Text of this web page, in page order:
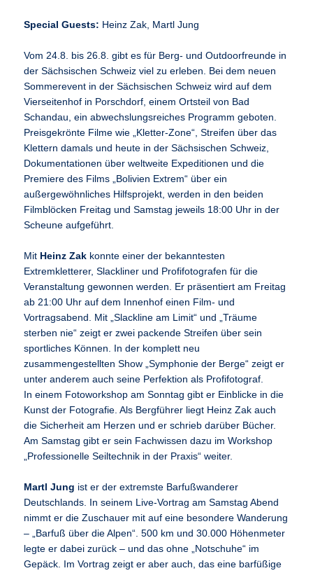
Special Guests: Heinz Zak, Martl Jung
Vom 24.8. bis 26.8. gibt es für Berg- und Outdoorfreunde in
der Sächsischen Schweiz viel zu erleben. Bei dem neuen
Sommerevent in der Sächsischen Schweiz wird auf dem
Vierseitenhof in Porschdorf, einem Ortsteil von Bad
Schandau, ein abwechslungsreiches Programm geboten.
Preisgekrönte Filme wie „Kletter-Zone“, Streifen über das
Klettern damals und heute in der Sächsischen Schweiz,
Dokumentationen über weltweite Expeditionen und die
Premiere des Films „Bolivien Extrem“ über ein
außergewöhnliches Hilfsprojekt, werden in den beiden
Filmblöcken Freitag und Samstag jeweils 18:00 Uhr in der
Scheune aufgeführt.
Mit Heinz Zak konnte einer der bekanntesten
Extremkletterer, Slackliner und Profifotografen für die
Veranstaltung gewonnen werden. Er präsentiert am Freitag
ab 21:00 Uhr auf dem Innenhof einen Film- und
Vortragsabend. Mit „Slackline am Limit“ und „Träume
sterben nie“ zeigt er zwei packende Streifen über sein
sportliches Können. In der komplett neu
zusammengestellten Show „Symphonie der Berge“ zeigt er
unter anderem auch seine Perfektion als Profifotograf.
In einem Fotoworkshop am Sonntag gibt er Einblicke in die
Kunst der Fotografie. Als Bergführer liegt Heinz Zak auch
die Sicherheit am Herzen und er schrieb darüber Bücher.
Am Samstag gibt er sein Fachwissen dazu im Workshop
„Professionelle Seiltechnik in der Praxis“ weiter.
Martl Jung ist er der extremste Barfußwanderer
Deutschlands. In seinem Live-Vortrag am Samstag Abend
nimmt er die Zuschauer mit auf eine besondere Wanderung
– „Barfuß über die Alpen“. 500 km und 30.000 Höhenmeter
legte er dabei zurück – und das ohne „Notschuhe“ im
Gepäck. Im Vortrag zeigt er aber auch, das eine barfüßige